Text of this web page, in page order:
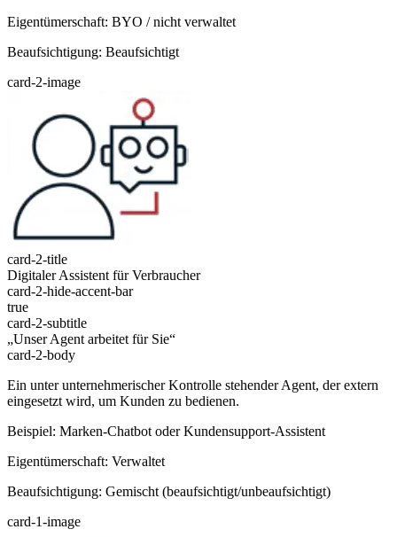
Eigentümerschaft: BYO / nicht verwaltet
Beaufsichtigung: Beaufsichtigt
card-2-image
card-2-title
Digitaler Assistent für Verbraucher
card-2-hide-accent-bar
true
card-2-subtitle
„Unser Agent arbeitet für Sie“
card-2-body
Ein unter unternehmerischer Kontrolle stehender Agent, der extern
eingesetzt wird, um Kunden zu bedienen.
Beispiel: Marken-Chatbot oder Kundensupport-Assistent
Eigentümerschaft: Verwaltet
Beaufsichtigung: Gemischt (beaufsichtigt/unbeaufsichtigt)
card-1-image